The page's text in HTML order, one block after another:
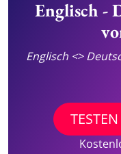
Englisch -
Englisch <>